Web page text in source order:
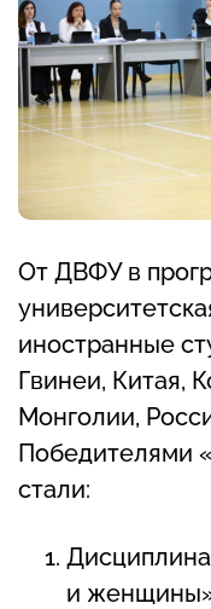
От ДВФУ в
иностранные
Гвинеи, Китая,
Монголии,
Победителями
стали:
и